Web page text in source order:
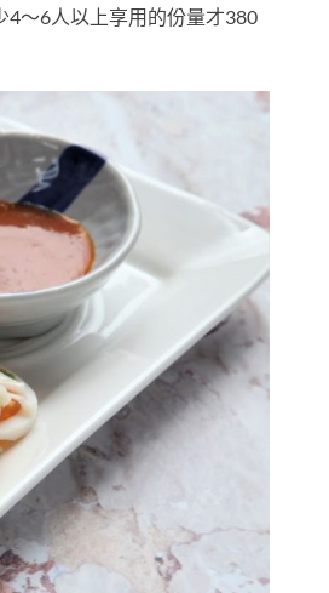
～6人以上享用的份量才380